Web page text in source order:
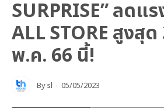
SURPRISE” ลดแ
ALL STORE สูงสุ
พ.ค. 66 นี้!
Bysl 05/05/2023